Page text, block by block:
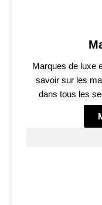
Marques de luxe
savoir sur les
dans tous les